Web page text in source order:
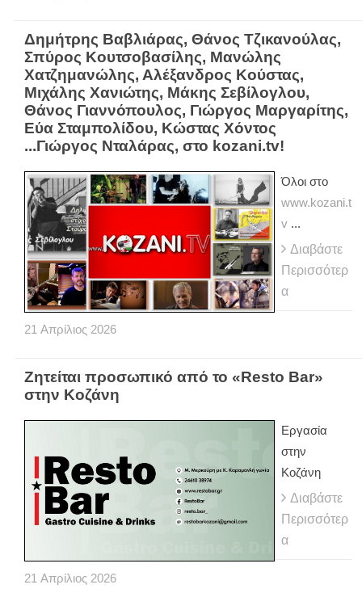
Δημήτρης Βαβλιάρας, Θάνος Τζικανούλας,
Σπύρος Κουτσοβασίλης, Μανώλης
Χατζημανώλης, Αλέξανδρος Κούστας,
Μιχάλης Χανιώτης, Μάκης Σεβίλογλου,
Θάνος Γιαννόπουλος, Γιώργος Μαργαρίτης,
Εύα Σταμπολίδου, Κώστας Χόντος
...Γιώργος Νταλάρας, στο kozani.tv!
Όλοι στο
www.kozani.t
v ...
Διαβάστε
Περισσότερ
α
21 Απρίλιος 2026
Ζητείται προσωπικό από το «Resto Bar»
στην Κοζάνη
Εργασία
στην
Κοζάνη
Διαβάστε
Περισσότερ
α
21 Απρίλιος 2026